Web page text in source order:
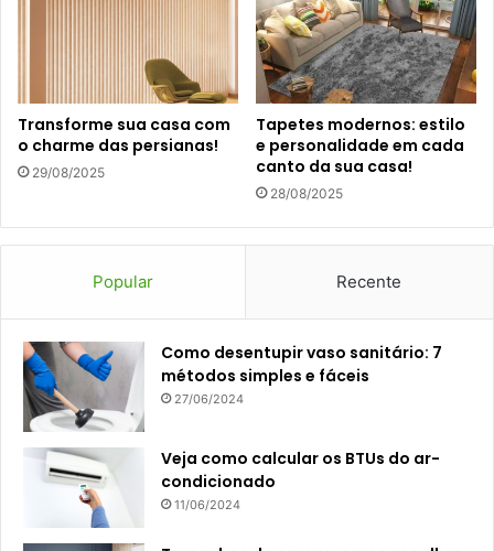
Transforme sua casa com
o charme das persianas!
29/08/2025
Tapetes modernos: estilo
e personalidade em cada
canto da sua casa!
28/08/2025
Popular Recente
Como desentupir vaso sanitário: 7
métodos simples e fáceis
27/06/2024
Veja como calcular os BTUs do ar-
condicionado
11/06/2024